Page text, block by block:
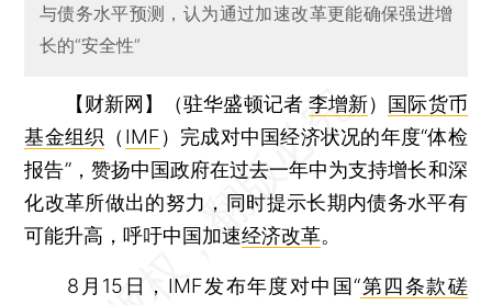
与债务水平预测，认为通过加速改革更能确保强进增
长的“安全性”
【财新网】（驻华盛顿记者 李增新） 国际货币
基金组织 （ IMF）完成对中国经济状况的年度“体检
报告”，赞扬中国政府在过去一年中为支持增长和深
化改革所做出的努力，同时提示长期内债务水平有
可能升高，呼吁中国加速经济改革。
8月15日，IMF发布年度对中国“第四条款磋